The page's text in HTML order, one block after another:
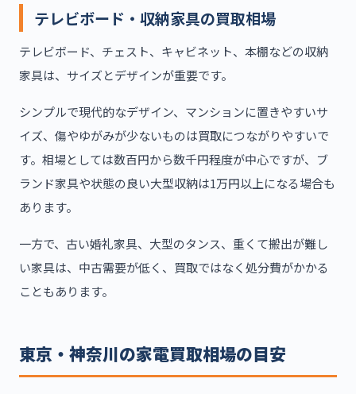
テレビボード・収納家具の買取相場
テレビボード、チェスト、キャビネット、本棚などの収納
家具は、サイズとデザインが重要です。
シンプルで現代的なデザイン、マンションに置きやすいサ
イズ、傷やゆがみが少ないものは買取につながりやすいで
す。相場としては数百円から数千円程度が中心ですが、ブ
ランド家具や状態の良い大型収納は1万円以上になる場合も
あります。
一方で、古い婚礼家具、大型のタンス、重くて搬出が難し
い家具は、中古需要が低く、買取ではなく処分費がかかる
こともあります。
東京・神奈川の家電買取相場の目安